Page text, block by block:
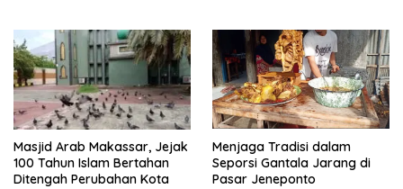
Masjid Arab Makassar, Jejak
100 Tahun Islam Bertahan
Ditengah Perubahan Kota
Menjaga Tradisi dalam
Seporsi Gantala Jarang di
Pasar Jeneponto